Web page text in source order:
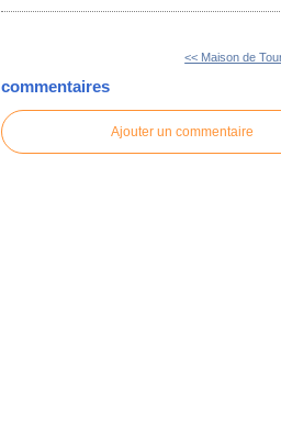
<< Maison de
commentaires
Ajouter un commentaire